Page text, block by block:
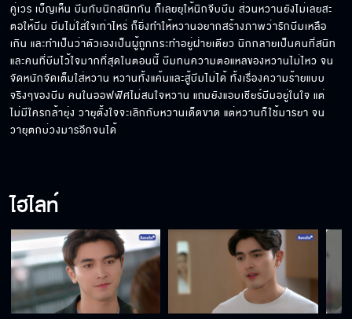
คงมีแต่แกที่เข้าใจฉัน
อย่าใจร้ายกับหวานสิ
คู่เวร เบ็ญเห็น บีมกับนิกสนิทกัน ก็เลยยุให้นิกจีบบีม ส่วนหวานยังไม่เลยสะ
ตอให้บีม บีมไม่ใส่ใจเท่าไหร่ ก็ยิ่งทำให้หวานอยากสร้างภาพว่ารักบีมเหลือ
เกิน และทำเป็นว่าตัวเองเป็นผู้ถูกกระทำอยู่ฝ่ายเดียว นิกกลายเป็นคนที่สนิท
และคนที่บีมไว้ใจมากที่สุดในตอนนี้ บีมทนความตอแหลของหวานไม่ไหว จน
จัดหนักจัดเต็มใส่หวาน หวานทั้งแค้นและสู้บีมไม่ได้ ทั้งเรื่องความร้ายแบบ
จริงๆของบีม คนในออฟฟิศไม่สนใจหวาน แถมยังแอบเชียร์บีมอยู่ในใจ แต่
ไม่มีใครกล้ายุ่ง วายุตั้งใจจะเลิกกับหวานเด็ดขาด แต่หวานก็ใช้มารยา จน
วายุตกบ่วงมารอีกจนได้
ไฮไลท์